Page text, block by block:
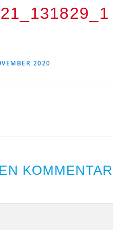
KONTAKT
2020
KOMMENTAR